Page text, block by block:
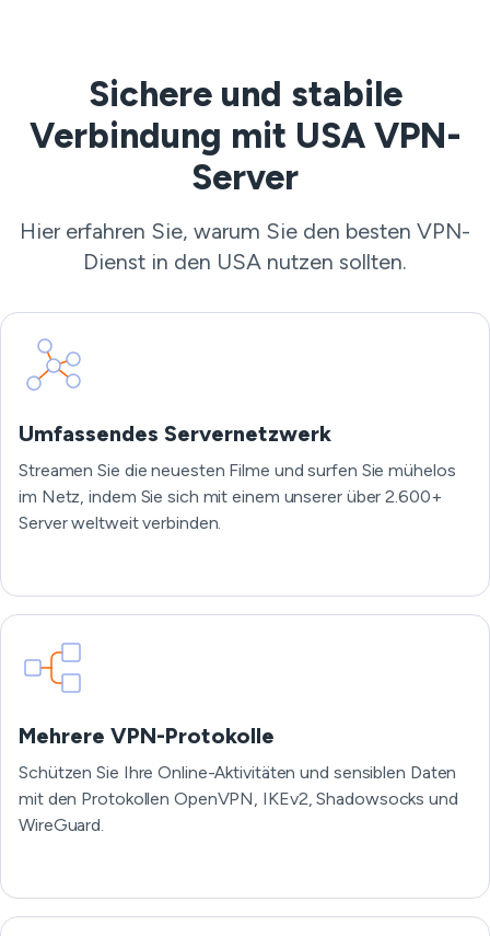
Sichere und stabile
Verbindung mit USA VPN-
Server
Hier erfahren Sie, warum Sie den besten VPN-
Dienst in den USA nutzen sollten.
Umfassendes Servernetzwerk
Streamen Sie die neuesten Filme und surfen Sie mühelos
im Netz, indem Sie sich mit einem unserer über 2.600+
Server weltweit verbinden.
Mehrere VPN-Protokolle
Schützen Sie Ihre Online-Aktivitäten und sensiblen Daten
mit den Protokollen OpenVPN, IKEv2, Shadowsocks und
WireGuard.